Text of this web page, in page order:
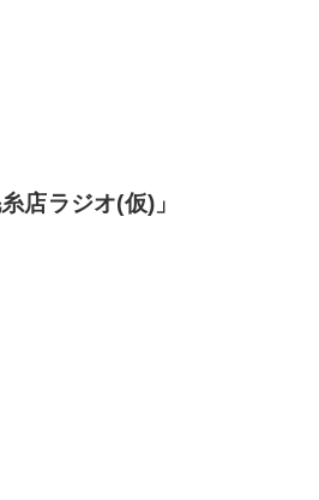
店ラジオ(仮)」